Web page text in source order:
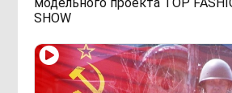
SHOW